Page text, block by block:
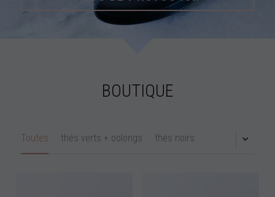
BOUTIQUE
Toutes thés verts + oolongs thés noirs